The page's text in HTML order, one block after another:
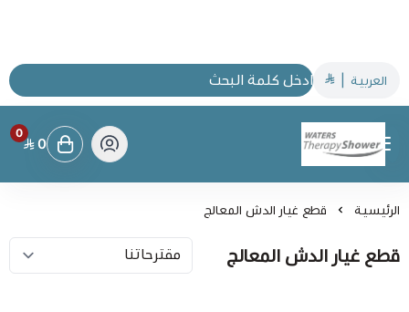
العربية
Waters Therapy Shower
0
0
الرئيسية قطع غيار الدش المعالج
قطع غيار الدش المعالج